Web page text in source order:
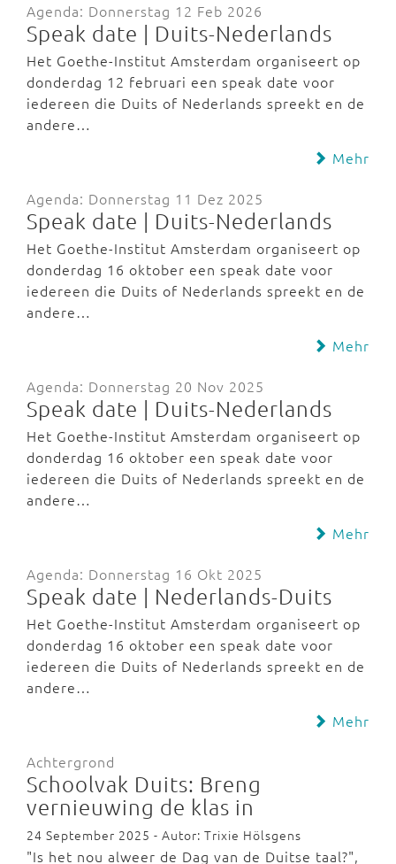
Agenda: Donnerstag 12 Feb 2026
Speak date | Duits-Nederlands
Het Goethe-Institut Amsterdam organiseert op
donderdag 12 februari een speak date voor
iedereen die Duits of Nederlands spreekt en de
andere…
Mehr
Agenda: Donnerstag 11 Dez 2025
Speak date | Duits-Nederlands
Het Goethe-Institut Amsterdam organiseert op
donderdag 16 oktober een speak date voor
iedereen die Duits of Nederlands spreekt en de
andere…
Mehr
Agenda: Donnerstag 20 Nov 2025
Speak date | Duits-Nederlands
Het Goethe-Institut Amsterdam organiseert op
donderdag 16 oktober een speak date voor
iedereen die Duits of Nederlands spreekt en de
andere…
Mehr
Agenda: Donnerstag 16 Okt 2025
Speak date | Nederlands-Duits
Het Goethe-Institut Amsterdam organiseert op
donderdag 16 oktober een speak date voor
iedereen die Duits of Nederlands spreekt en de
andere…
Mehr
Achtergrond
Schoolvak Duits: Breng
vernieuwing de klas in
24 September 2025 - Autor: Trixie Hölsgens
"Is het nou alweer de Dag van de Duitse taal?",